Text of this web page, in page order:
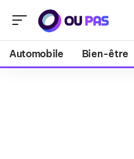
Automobile Bien-être